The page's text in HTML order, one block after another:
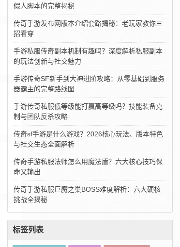
假人脚本的完整揭秘
传奇手游发布网版本介绍套路揭秘：老玩家教你三
招看穿
手游私服传奇副本机制有趣吗？深度解析私服副本
的玩法创新与社交魅力
手游传奇SF新手到大神进阶攻略：从零基础到服务
器霸主的完整路线图
手游传奇私服低等级能打赢高等级吗？技能装备克
制与团队反杀攻略
传奇sf手游是什么游戏？2026核心玩法、版本特色
与社交生态全面解析
传奇手游私服法师怎么用魔法盾？六大核心技巧保
命又输出
传奇手游私服巨魔之巢BOSS难度解析：六大硬核
挑战全揭秘
标签列表